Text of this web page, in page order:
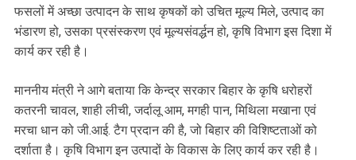
फसलों में अच्छा उत्पादन के साथ कृषकों को उचित मूल्य मिले, उत्पाद का
भंडारण हो, उसका प्रसंस्करण एवं मूल्यसंवर्द्धन हो, कृषि विभाग इस दिशा में
कार्य कर रही है।
माननीय मंत्री ने आगे बताया कि केन्द्र सरकार बिहार के कृषि धरोहरों
कतरनी चावल, शाही लीची, जर्दालू आम, मगही पान, मिथिला मखाना एवं
मरचा धान को जी.आई. टैग प्रदान की है, जो बिहार की विशिष्टताओं को
दर्शाता है। कृषि विभाग इन उत्पादों के विकास के लिए कार्य कर रही है।